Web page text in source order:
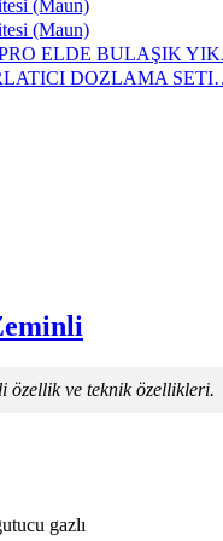
(Maun)
(Maun)
ELDE BULAŞIK
DOZLAMA
özellik ve teknik özellikleri.
gazlı